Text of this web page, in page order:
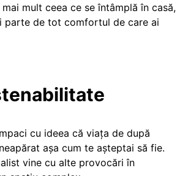
mult ceea ce se întâmplă în casă,
parte de tot comfortul de care ai
cu ideea că viața de după
așa cum te așteptai să fie.
vine cu alte provocări în